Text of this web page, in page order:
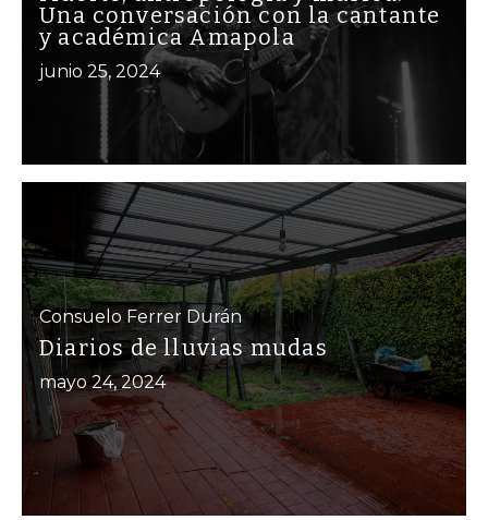
Una conversación con la cantante
y académica Amapola
junio 25, 2024
Consuelo Ferrer Durán
Diarios de lluvias mudas
mayo 24, 2024